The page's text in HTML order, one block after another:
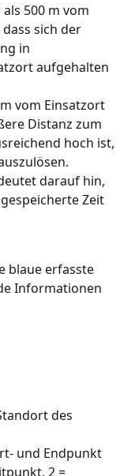
500 m vom
sich der
in
aufgehalten
vom Einsatzort
Distanz zum
hoch ist,
darauf hin,
Zeit
blaue erfasste
Informationen
des
und Endpunkt
2 =